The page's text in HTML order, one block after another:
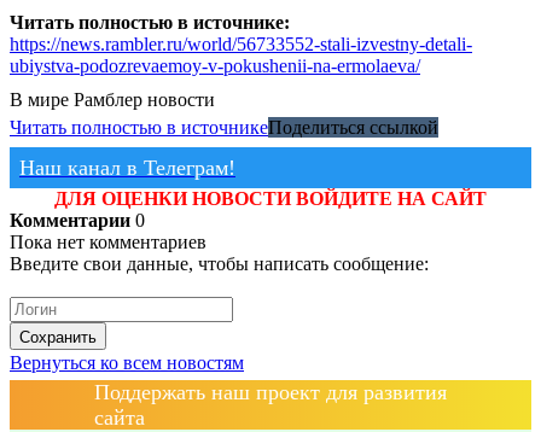
Читать полностью в источнике:
https://news.rambler.ru/world/56733552-stali-izvestny-detali-
ubiystva-podozrevaemoy-v-pokushenii-na-ermolaeva/
В мире Рамблер новости
Читать полностью в источникеПоделиться ссылкой
Наш канал в Телеграм!
ДЛЯ ОЦЕНКИ НОВОСТИ ВОЙДИТЕ НА САЙТ
Комментарии 0
Пока нет комментариев
Введите свои данные, чтобы написать сообщение:
Сохранить
Вернуться ко всем новостям
Поддержать наш проект для развития
сайта